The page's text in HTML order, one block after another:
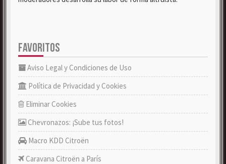
FAVORITOS
Aviso Legal y Condiciones de Uso
Política de Privacidad y Cookies
Eliminar Cookies
Chevronazos: ¡Sube tus fotos!
Macro KDD Citroën
Caravana Citroën a París